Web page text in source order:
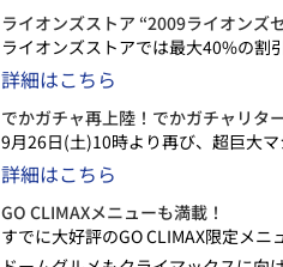
ライオンズストア “2009ライオンズ
ライオンズストアでは最大40%の割
詳細はこちら
でかガチャ再上陸！でかガチャリタ
9月26日(土)10時より再び、超巨大
詳細はこちら
GO CLIMAXメニューも満載！
すでに大好評のGO CLIMAX限定メニ